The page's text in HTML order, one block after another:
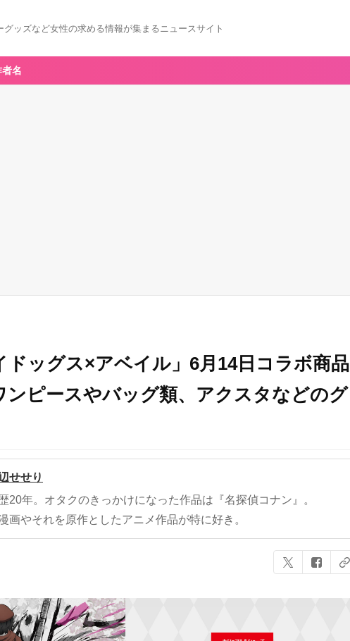
ッズなど女性の求める情報が集まるニュースサイト
者名
ドッグス×アベイル」6月14日コラボ商品
ンピースやバッグ類、アクスタなどのグ
せせり
20年。オタクのきっかけになった作品は『名探偵コナン』。
画やそれを原作としたアニメ作品が特に好き。